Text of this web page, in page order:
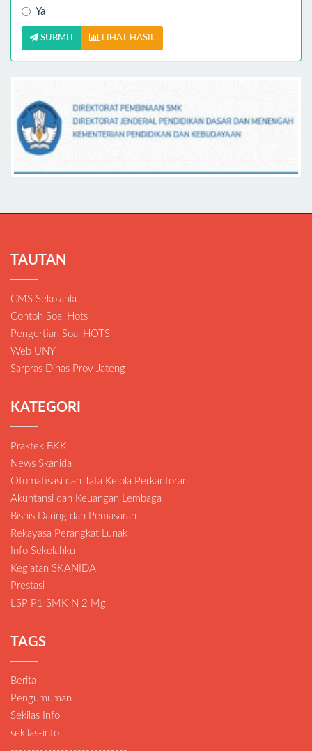
Ya
SUBMIT LIHAT HASIL
TAUTAN
CMS Sekolahku
Contoh Soal Hots
Pengertian Soal HOTS
Web UNY
Sarpras Dinas Prov Jateng
KATEGORI
Praktek BKK
News Skanida
Otomatisasi dan Tata Kelola Perkantoran
Akuntansi dan Keuangan Lembaga
Bisnis Daring dan Pemasaran
Rekayasa Perangkat Lunak
Info Sekolahku
Kegiatan SKANIDA
Prestasi
LSP P1 SMK N 2 Mgl
TAGS
Berita
Pengumuman
Sekilas Info
sekilas-info